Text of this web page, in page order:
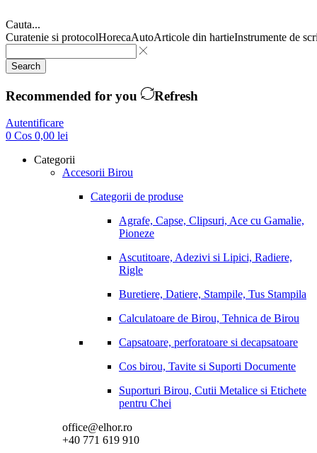
Cauta...
Curatenie si protocolHorecaAutoArticole din hartieInstrumente de
Search
Recommended for you Refresh
Autentificare
0 Cos 0,00 lei
Categorii
Accesorii Birou
Categorii de produse
Agrafe, Capse, Clipsuri, Ace cu Gamalie,
Pioneze
Ascutitoare, Adezivi si Lipici, Radiere,
Rigle
Buretiere, Datiere, Stampile, Tus Stampila
Calculatoare de Birou, Tehnica de Birou
Capsatoare, perforatoare si decapsatoare
Cos birou, Tavite si Suporti Documente
Suporturi Birou, Cutii Metalice si Etichete
pentru Chei
office@elhor.ro
+40 771 619 910